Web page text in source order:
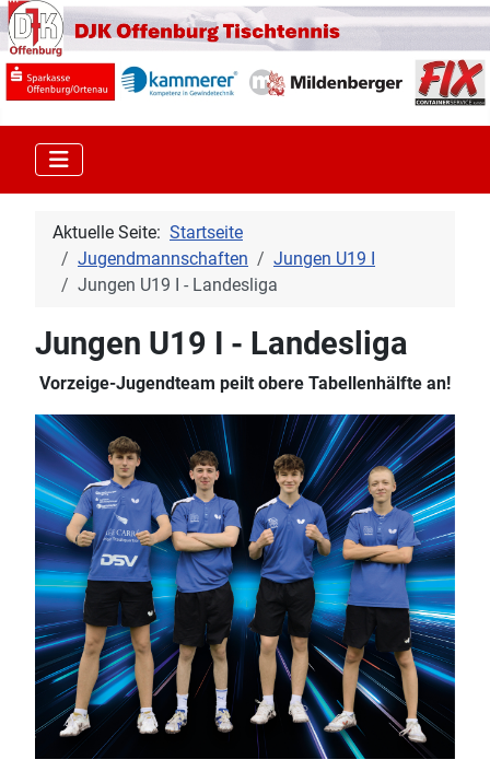
Aktuelle Seite: Startseite
Jugendmannschaften
Jungen U19 I
Jungen U19 I - Landesliga
Jungen U19 I - Landesliga
Vorzeige-Jugendteam peilt obere Tabellenhälfte an!